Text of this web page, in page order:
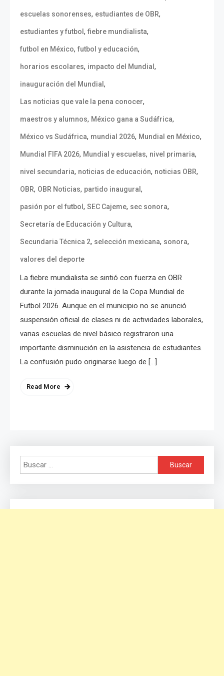
escuelas sonorenses, estudiantes de OBR,
estudiantes y futbol , fiebre mundialista,
futbol en México, futbol y educación,
horarios escolares, impacto del Mundial ,
inauguración del Mundial ,
Las noticias que vale la pena conocer,
maestros y alumnos, México gana a Sudáfrica,
México vs Sudáfrica, mundial 2026, Mundial en México,
Mundial FIFA 2026, Mundial y escuelas, nivel primaria,
nivel secundaria, noticias de educación, noticias OBR,
OBR, OBR Noticias, partido inaugural ,
pasión por el futbol , SEC Cajeme, sec sonora,
Secretaría de Educación y Cultura,
Secundaria Técnica 2, selección mexicana, sonora,
valores del deporte
La fiebre mundialista se sintió con fuerza en OBR
durante la jornada inaugural de la Copa Mundial de
Futbol 2026. Aunque en el municipio no se anunció
suspensión oficial de clases ni de actividades laborales,
varias escuelas de nivel básico registraron una
importante disminución en la asistencia de estudiantes.
La confusión pudo originarse luego de […]
Read More
Buscar: